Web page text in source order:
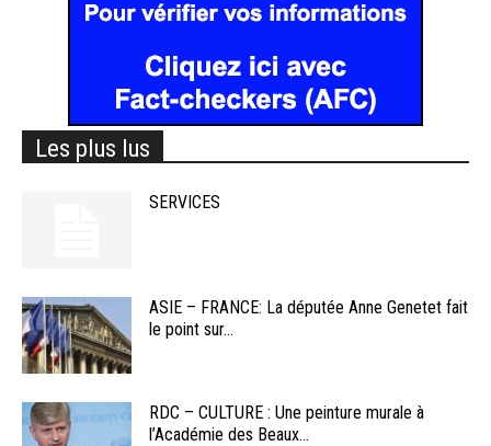
Les plus lus
SERVICES
ASIE – FRANCE: La députée Anne Genetet fait
le point sur...
RDC – CULTURE : Une peinture murale à
l’Académie des Beaux...